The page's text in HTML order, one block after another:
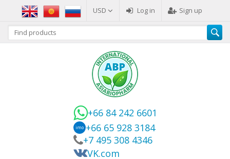
USD Log in Sign up
+66 84 242 6601
imo +66 65 928 3184
+7 495 308 4346
VK.com